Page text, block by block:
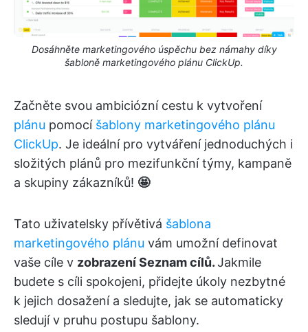
Dosáhněte marketingového úspěchu bez námahy díky
šabloně marketingového plánu ClickUp.
Začněte svou ambiciózní cestu k vytvoření
plánu pomocí šablony marketingového plánu
ClickUp. Je ideální pro vytváření jednoduchých i
složitých plánů pro mezifunkční týmy, kampaně
a skupiny zákazníků! 🤩
Tato uživatelsky přívětivá šablona
marketingového plánu vám umožní definovat
vaše cíle v zobrazení Seznam cílů.Jakmile
budete s cíli spokojeni, přidejte úkoly nezbytné
k jejich dosažení a sledujte, jak se automaticky
sledují v pruhu postupu šablony.